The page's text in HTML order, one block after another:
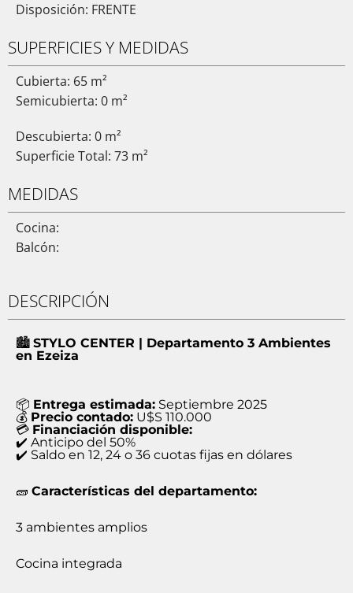
Disposición: FRENTE
SUPERFICIES Y MEDIDAS
Cubierta: 65 m²
Semicubierta: 0 m²
Descubierta: 0 m²
Superficie Total: 73 m²
MEDIDAS
Cocina:
Balcón:
DESCRIPCIÓN
🏙️ STYLO CENTER | Departamento 3 Ambientes
en Ezeiza
📦 Entrega estimada: Septiembre 2025
💰 Precio contado: U$S 110.000
💳 Financiación disponible:
✔️ Anticipo del 50%
✔️ Saldo en 12, 24 o 36 cuotas fijas en dólares
🧱 Características del departamento:
3 ambientes amplios
Cocina integrada